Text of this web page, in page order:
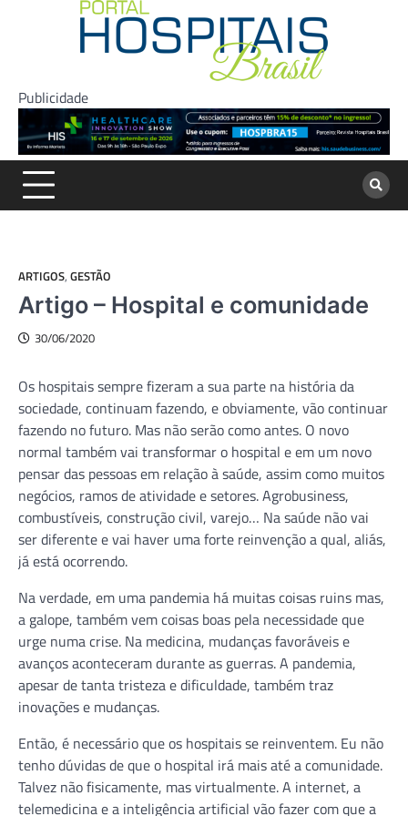
Publicidade
ARTIGOS, GESTÃO
Artigo – Hospital e comunidade
30/06/2020
Os hospitais sempre fizeram a sua parte na história da
sociedade, continuam fazendo, e obviamente, vão continuar
fazendo no futuro. Mas não serão como antes. O novo
normal também vai transformar o hospital e em um novo
pensar das pessoas em relação à saúde, assim como muitos
negócios, ramos de atividade e setores. Agrobusiness,
combustíveis, construção civil, varejo… Na saúde não vai
ser diferente e vai haver uma forte reinvenção a qual, aliás,
já está ocorrendo.
Na verdade, em uma pandemia há muitas coisas ruins mas,
a galope, também vem coisas boas pela necessidade que
urge numa crise. Na medicina, mudanças favoráveis e
avanços aconteceram durante as guerras. A pandemia,
apesar de tanta tristeza e dificuldade, também traz
inovações e mudanças.
Então, é necessário que os hospitais se reinventem. Eu não
tenho dúvidas de que o hospital irá mais até a comunidade.
Talvez não fisicamente, mas virtualmente. A internet, a
telemedicina e a inteligência artificial vão fazer com que a